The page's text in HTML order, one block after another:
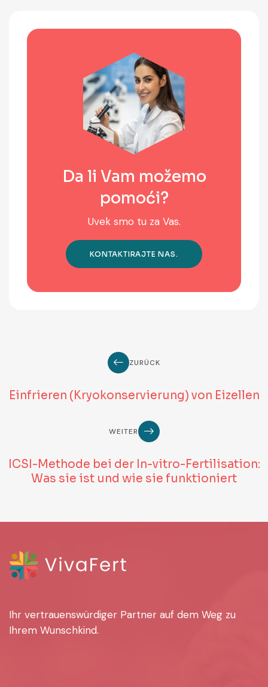
Da li Vam možemo
pomoći?
Uvek smo tu za Vas.
KONTAKTIRAJTE NAS.
ZURÜCK
Einfrieren (Kryokonservierung) von Eizellen
WEITER
ICSI-Methode bei der In-vitro-Fertilisation:
Was sie ist und wie sie funktioniert
Ihr vertrauenswürdiger Partner auf dem Weg zu
Ihrem Wunschkind.